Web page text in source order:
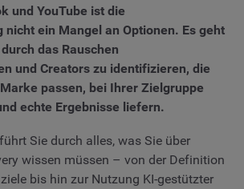
und YouTube ist die
nicht ein Mangel an Optionen. Es geht
das Rauschen
und Creators zu identifizieren, die
passen, bei Ihrer Zielgruppe
echte Ergebnisse liefern.
Sie durch alles, was Sie über
wissen müssen – von der Definition
bis hin zur Nutzung KI-gestützter